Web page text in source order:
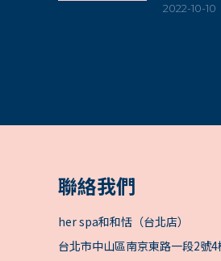
2022-10-10
聯絡我們
her spa和和恬（台北店）
台北市中山區南京東路一段2號4